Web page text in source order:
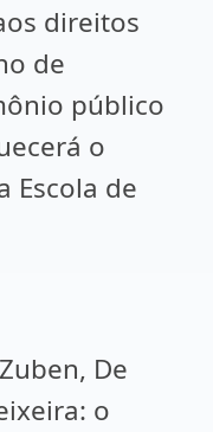
direitos
de
público
o
Escola de
De
o